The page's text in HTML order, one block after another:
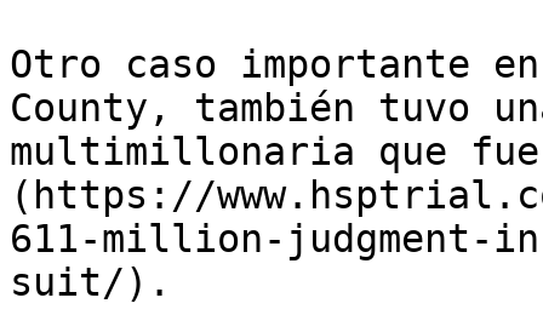
Otro caso importante
County, también tuvo
multimillonaria que
(https://
611-million-judgment-
suit/).